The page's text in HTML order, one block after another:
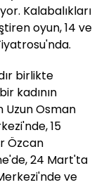
Kalabalıkları
oyun, 14 ve
birlikte
kadının
Uzun Osman
15
Özcan
24 Mart'ta
ve